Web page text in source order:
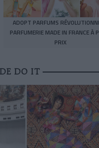
ADOPT PARFUMS
PARFUMERIE MADE IN FRANCE À
PRIX
DO IT